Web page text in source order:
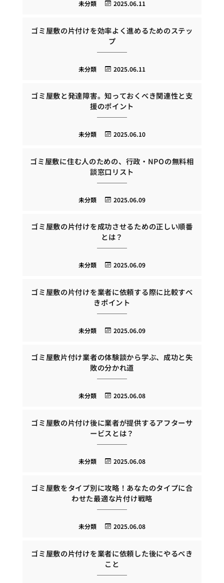
2025.06.11
未分類
ゴミ屋敷の片付けを効率よく進めるためのステッ
プ
2025.06.11
未分類
ゴミ屋敷と発達障害。知っておくべき関連性と支
援のポイント
2025.06.10
未分類
ゴミ屋敷に住む人のための、行政・NPOの無料相
談窓口リスト
2025.06.09
未分類
ゴミ屋敷の片付けを成功させるための正しい順番
とは？
2025.06.09
未分類
ゴミ屋敷の片付けを業者に依頼する際に比較すべ
きポイント
2025.06.09
未分類
ゴミ屋敷片付け業者の体験談から学ぶ、成功と失
敗の分かれ道
2025.06.08
未分類
ゴミ屋敷の片付け後に業者が提供するアフターサ
ービスとは？
2025.06.08
未分類
ゴミ屋敷をタイプ別に攻略！あなたのタイプに合
わせた最適な片付け戦略
2025.06.08
未分類
ゴミ屋敷の片付けを業者に依頼した後にやるべき
こと